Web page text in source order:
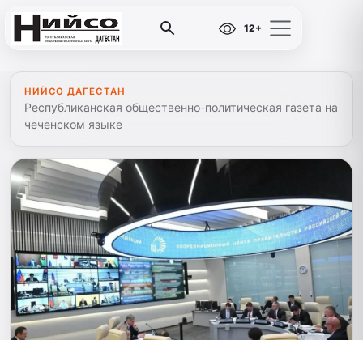
12+
НИЙСО ДАГЕСТАН
Республиканская общественно-политическая газета на
чеченском языке